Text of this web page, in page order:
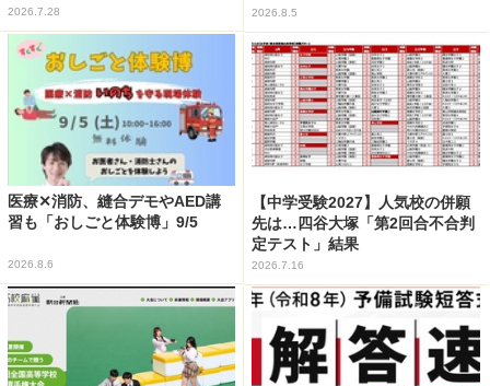
2026.7.28 2026.8.5
医療✕消防、縫合デモやAED講
習も「おしごと体験博」9/5
2026.8.6
【中学受験2027】人気校の併願
先は…四谷大塚「第2回合不合判
定テスト」結果
2026.7.16